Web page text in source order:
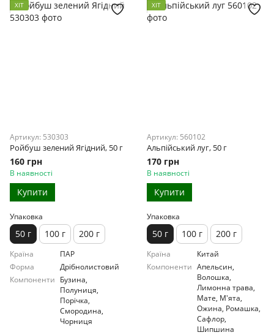
ХІТ
Артикул: 530303
Ройбуш зелений Ягідний, 50 г
160 грн
В наявності
Купити
Упаковка
50 г 100 г 200 г
Країна
ПАР
Форма
Дрібнолистовий
Компоненти Бузина,
Полуниця,
Порічка,
Смородина,
Чорниця
ХІТ
Артикул: 560102
Альпійський луг, 50 г
170 грн
В наявності
Купити
Упаковка
50 г 100 г 200 г
Країна
Китай
Компоненти Апельсин,
Волошка,
Лимонна трава,
Мате, М'ята,
Ожина, Ромашка,
Сафлор,
Шипшина